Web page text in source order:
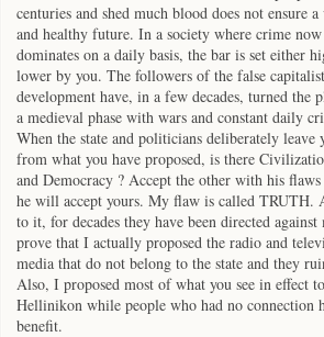
centuries and shed much blood does not ensure
and healthy future. In a society where crime now
dominates on a daily basis, the bar is set either
lower by you. The followers of the false capitalist
development have, in a few decades, turned the
a medieval phase with wars and constant daily
When the state and politicians deliberately leave
from what you have proposed, is there
and Democracy ? Accept the other with his flaws
he will accept yours. My flaw is called TRUTH.
to it, for decades they have been directed against
prove that I actually proposed the radio and
media that do not belong to the state and they
Also, I proposed most of what you see in effect
Hellinikon while people who had no connection
benefit.